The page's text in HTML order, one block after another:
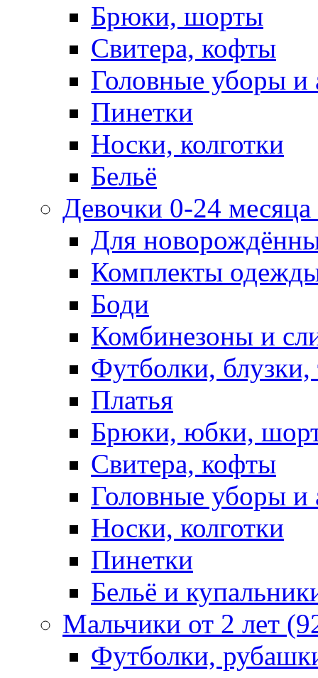
Брюки, шорты
Свитера, кофты
Головные уборы и
Пинетки
Носки, колготки
Бельё
Девочки 0-24
Для
Комплекты
Боди
Комбинезоны и
Футболки,
Платья
Брюки, юбки,
Свитера, кофты
Головные уборы и
Носки, колготки
Пинетки
Бельё и
Мальчики от 2 лет
Футболки,